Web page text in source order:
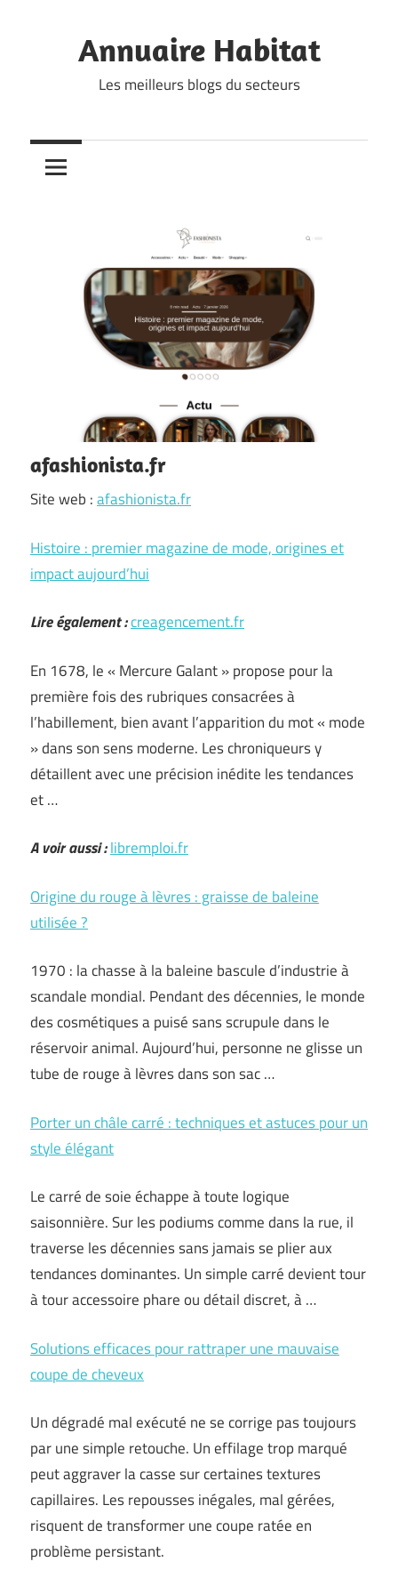
contentAnnuaire Habitat
Les meilleurs blogs du secteurs
afashionista.fr
Site web :afashionista.fr
Histoire : premier magazine de mode, origines et
impact aujourd’hui
Lire également :creagencement.fr
En 1678, le « Mercure Galant » propose pour la
première fois des rubriques consacrées à
l’habillement, bien avant l’apparition du mot « mode
» dans son sens moderne. Les chroniqueurs y
détaillent avec une précision inédite les tendances
et …
A voir aussi :libremploi.fr
Origine du rouge à lèvres : graisse de baleine
utilisée ?
1970 : la chasse à la baleine bascule d’industrie à
scandale mondial. Pendant des décennies, le monde
des cosmétiques a puisé sans scrupule dans le
réservoir animal. Aujourd’hui, personne ne glisse un
tube de rouge à lèvres dans son sac …
Porter un châle carré : techniques et astuces pour un
style élégant
Le carré de soie échappe à toute logique
saisonnière. Sur les podiums comme dans la rue, il
traverse les décennies sans jamais se plier aux
tendances dominantes. Un simple carré devient tour
à tour accessoire phare ou détail discret, à …
Solutions efficaces pour rattraper une mauvaise
coupe de cheveux
Un dégradé mal exécuté ne se corrige pas toujours
par une simple retouche. Un effilage trop marqué
peut aggraver la casse sur certaines textures
capillaires. Les repousses inégales, mal gérées,
risquent de transformer une coupe ratée en
problème persistant.